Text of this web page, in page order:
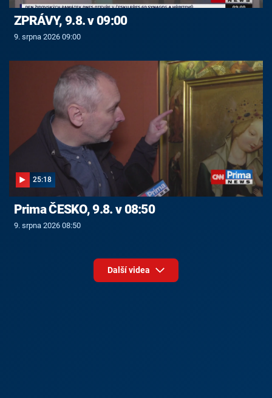
ZPRÁVY, 9.8. v 09:00
9. srpna 2026 09:00
25:18
Prima ČESKO, 9.8. v 08:50
9. srpna 2026 08:50
Další videa